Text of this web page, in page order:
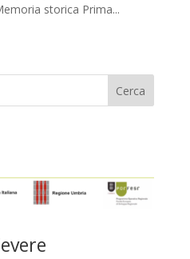
storica Prima...